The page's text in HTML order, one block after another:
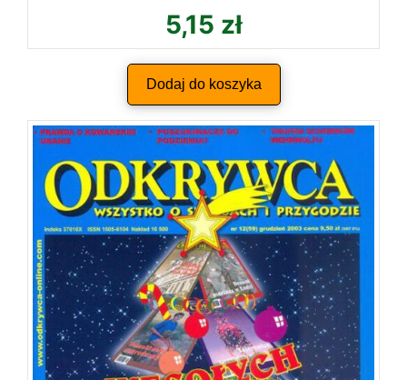
5,15 zł
Dodaj do koszyka